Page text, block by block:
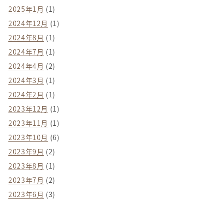
2025年1月 (1)
2024年12月 (1)
2024年8月 (1)
2024年7月 (1)
2024年4月 (2)
2024年3月 (1)
2024年2月 (1)
2023年12月 (1)
2023年11月 (1)
2023年10月 (6)
2023年9月 (2)
2023年8月 (1)
2023年7月 (2)
2023年6月 (3)